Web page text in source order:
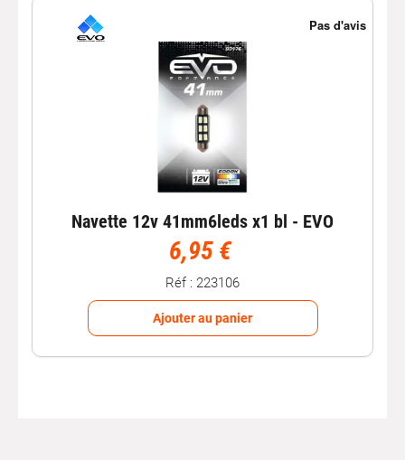
Navette 12v 41mm6leds x1 bl - EVO
6,95 €
Réf : 223106
Ajouter au panier